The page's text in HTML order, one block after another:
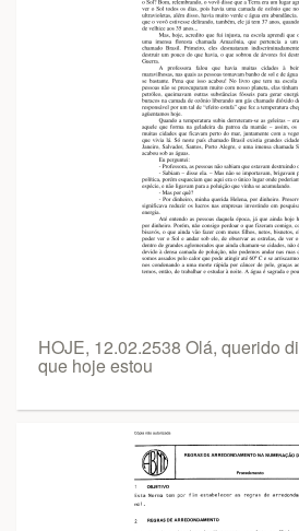
HOJE, 12.02.2538 Olá, querido
que hoje estou